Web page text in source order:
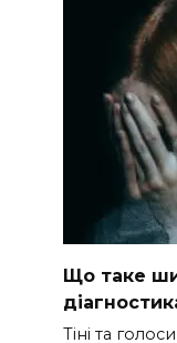
Що таке
Тіні та